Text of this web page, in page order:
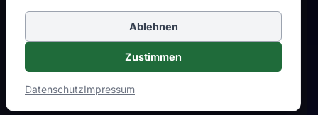
Ablehnen
Zustimmen
DatenschutzImpressum